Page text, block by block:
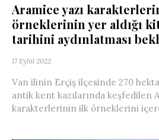
Aramice yazı
örneklerinin yer aldığı
tarihini aydınlatması
17 Eylül 2022
Van ilinin Erçiş ilçesinde 270
antik kent kazılarında keşfedilen
karakterlerinin ilk örneklerini